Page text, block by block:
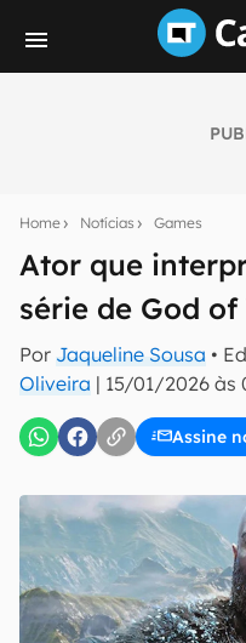
Home Notícias Games
Ator que
série de God
Por Jaqueline Sousa •
Oliveira | 15/01/2026 às
Assine
notícias e reviews
E-mail
Uso e Política de